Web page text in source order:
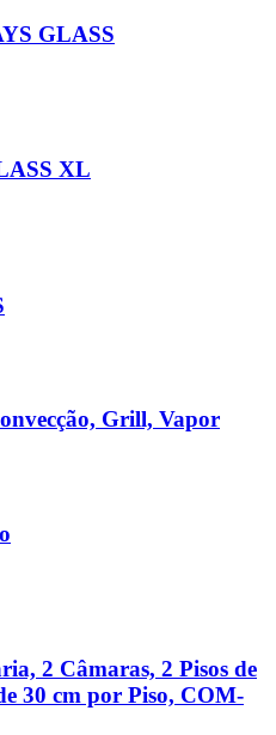
GLASS
XL
Grill, Vapor
2 Câmaras, 2 Pisos de
30 cm por Piso, COM-